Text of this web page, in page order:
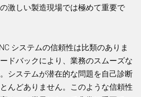
激しい製造現場では極めて重要で
システムの信頼性は比類のありま
ドバックにより、業務のスムーズな
システムが潜在的な問題を自己診断
んどありません。このような信頼性